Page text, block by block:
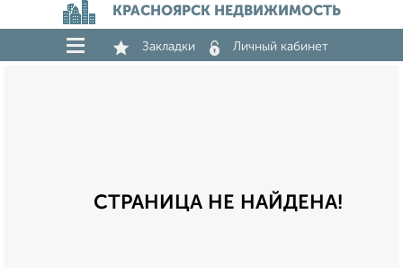
КРАСНОЯРСК НЕДВИЖИМОСТЬ
Закладки Личный кабинет
СТРАНИЦА НЕ НАЙДЕНА!